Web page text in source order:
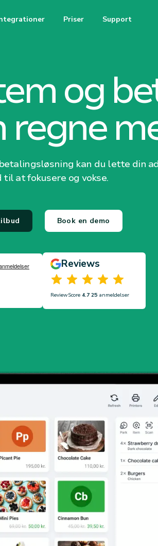
Priser Support
og
regne
kan du lette din
til at fokusere og vokse.
Book en demo
Reviews
ReviewScore 4.7 25 anmeldelser